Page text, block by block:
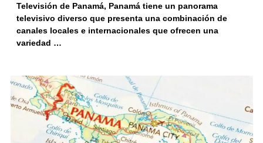
Televisión de Panamá, Panamá tiene un panorama
televisivo diverso que presenta una combinación de
canales locales e internacionales que ofrecen una
variedad …